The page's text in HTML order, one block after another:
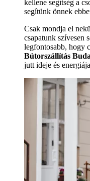
kellene segítség a
segítünk önnek
Csak mondja el
csapatunk szívesen
legfontosabb, hogy
Bútorszállítás
jutt ideje és